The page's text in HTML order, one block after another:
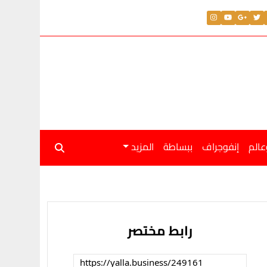
إنفوجراف ببساطة المزيد
رابط مختصر